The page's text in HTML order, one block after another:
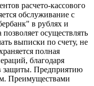
расчето-кассового
обслуживание с
в рублях и
осуществлять
выписки по счету, не
полная
благодаря
защиты. Предприятию
Преимуществами